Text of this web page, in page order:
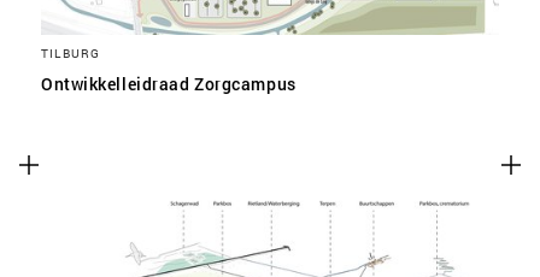
TILBURG
Ontwikkelleidraad Zorgcampus